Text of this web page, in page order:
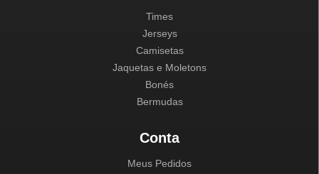
Times
Jerseys
Camisetas
Jaquetas e Moletons
Bonés
Bermudas
Conta
Meus Pedidos